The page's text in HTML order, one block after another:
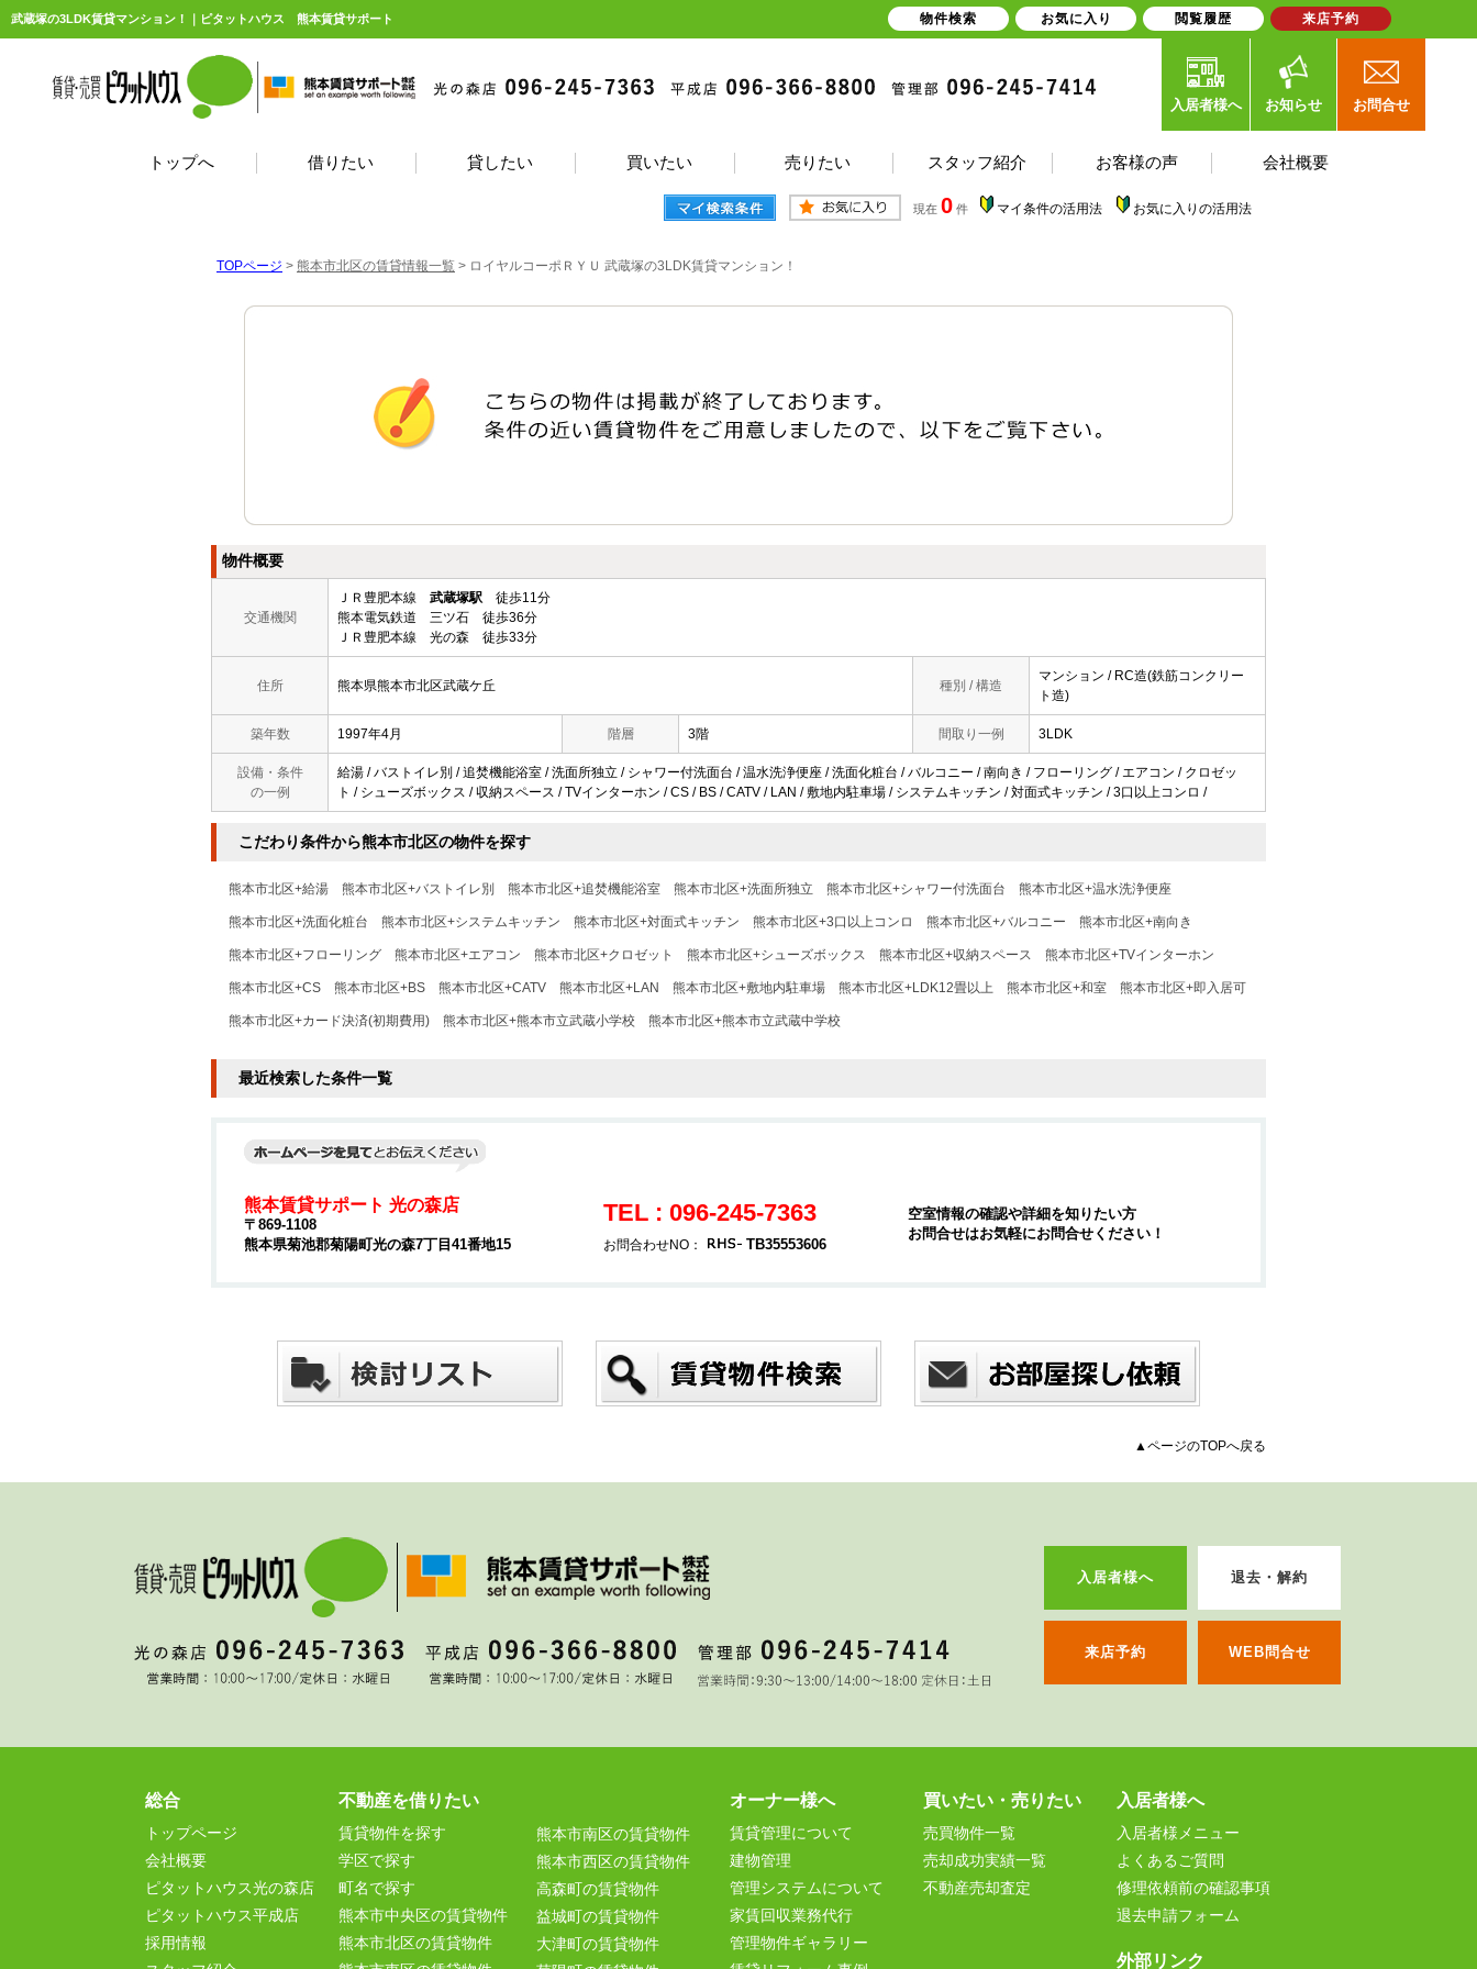
武蔵塚の3LDK賃貸マンション！｜ピタットハウス 熊本賃貸サポート
入居者様へ お知らせ お問合せ
トップへ 借りたい 貸したい 買いたい 売りたい スタッフ紹介 お客様の声 会社概要
現在 0 件 マイ条件の活用法 お気に入りの活用法
TOPページ > 熊本市北区の賃貸情報一覧 > ロイヤルコーポＲＹＵ 武蔵塚の3LDK賃貸マンション！
物件概要
交通機関
ＪＲ豊肥本線 武蔵塚駅 徒歩11分
熊本電気鉄道 三ツ石 徒歩36分
ＪＲ豊肥本線 光の森 徒歩33分
住所 熊本県熊本市北区武蔵ケ丘 種別 / 構造
マンション / RC造(鉄筋コンクリー
ト造)
築年数 1997年4月 階層 3階 間取り一例 3LDK
設備・条件
の一例
給湯 / バストイレ別 / 追焚機能浴室 / 洗面所独立 / シャワー付洗面台 / 温水洗浄便座 / 洗面化粧台 / バルコニー / 南向き / フローリング / エアコン / クロゼッ
ト / シューズボックス / 収納スペース / TVインターホン / CS / BS / CATV / LAN / 敷地内駐車場 / システムキッチン / 対面式キッチン / 3口以上コンロ /
こだわり条件から熊本市北区の物件を探す
熊本市北区+給湯 熊本市北区+バストイレ別 熊本市北区+追焚機能浴室 熊本市北区+洗面所独立 熊本市北区+シャワー付洗面台 熊本市北区+温水洗浄便座
熊本市北区+洗面化粧台 熊本市北区+システムキッチン 熊本市北区+対面式キッチン 熊本市北区+3口以上コンロ 熊本市北区+バルコニー 熊本市北区+南向き
熊本市北区+フローリング 熊本市北区+エアコン 熊本市北区+クロゼット 熊本市北区+シューズボックス 熊本市北区+収納スペース 熊本市北区+TVインターホン
熊本市北区+CS 熊本市北区+BS 熊本市北区+CATV 熊本市北区+LAN 熊本市北区+敷地内駐車場 熊本市北区+LDK12畳以上 熊本市北区+和室 熊本市北区+即入居可
熊本市北区+カード決済(初期費用) 熊本市北区+熊本市立武蔵小学校 熊本市北区+熊本市立武蔵中学校
最近検索した条件一覧
熊本賃貸サポート 光の森店
〒869-1108
熊本県菊池郡菊陽町光の森7丁目41番地15
TEL : 096-245-7363
お問合わせNO： TB35553606
空室情報の確認や詳細を知りたい方
お問合せはお気軽にお問合せください！
▲ページのTOPへ戻る
入居者様へ 退去・解約
来店予約 WEB問合せ
総合
トップページ
会社概要
ピタットハウス光の森店
ピタットハウス平成店
採用情報
不動産を借りたい
賃貸物件を探す
学区で探す
町名で探す
熊本市中央区の賃貸物件
熊本市北区の賃貸物件
熊本市南区の賃貸物件
熊本市西区の賃貸物件
高森町の賃貸物件
益城町の賃貸物件
大津町の賃貸物件
オーナー様へ
賃貸管理について
建物管理
管理システムについて
家賃回収業務代行
管理物件ギャラリー
買いたい・売りたい
売買物件一覧
売却成功実績一覧
不動産売却査定
入居者様へ
入居者様メニュー
よくあるご質問
修理依頼前の確認事項
退去申請フォーム
外部リンク
物件検索 お気に入り 閲覧履歴 来店予約